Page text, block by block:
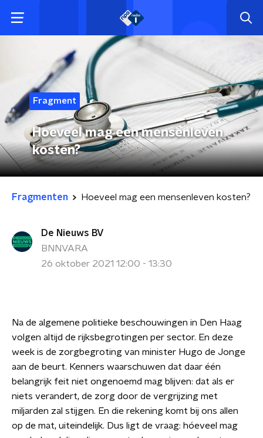
Fragment
Hoeveel mag een mensenleven
kosten?
Fragmenten Hoeveel mag een mensenleven kosten?
De Nieuws BV
BNNVARA
26 oktober 2021 12:00 - 13:30
Na de algemene politieke beschouwingen in Den Haag
volgen altijd de rijksbegrotingen per sector. En deze
week is de zorgbegroting van minister Hugo de Jonge
aan de beurt. Kenners waarschuwen dat daar één
belangrijk feit niet ongenoemd mag blijven: dat als er
niets verandert, de zorg door de vergrijzing met
miljarden zal stijgen. En die rekening komt bij ons allen
op de mat, uiteindelijk. Dus ligt de vraag: hóeveel mag